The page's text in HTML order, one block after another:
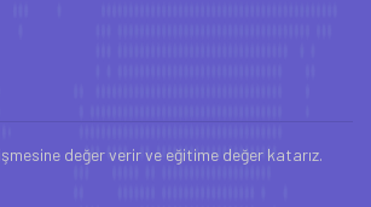
değer verir ve eğitime değer katarız.